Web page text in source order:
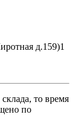
д.159)1
то время
по